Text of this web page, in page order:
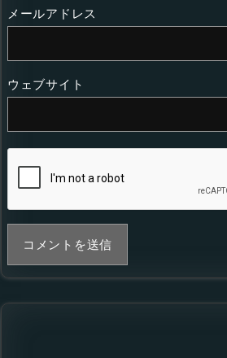
メールアドレス
ウェブサイト